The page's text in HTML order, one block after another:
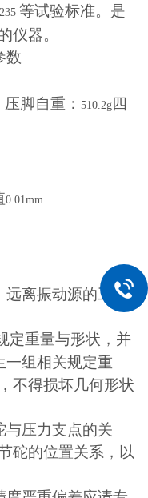
等试验标准。是
仪器。
数
压脚自重：510.2g 四
0.01mm
远离振动源的工作
定重量与形状，并
一组相关规定重
不得损坏几何形状
与压力支点的关
砣的位置关系，以